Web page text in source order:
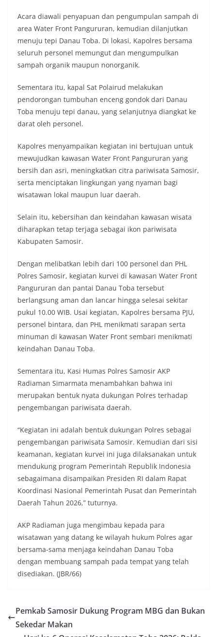
rencananya akan terus dilaksanakan secara rutin
oleh Bhabinkamtibmas di wilayah Kelurahan
Sunggal sebagai bagian dari upaya menciptakan
situasi Kamtibmas yang aman dan kondusif,
sekaligus menumbuhkan semangat nasionalisme
warga dalam menyambut Hari Kemerdekaan RI.
Sambangi Warga Kelurahan Sunggal, Ingatkan
Pemasangan Bendera Merah Putih Jelang HUT
Kemerdekaan RI‎‎Medan, 5 Agustus 2026 — Dalam
rangka menyambut Hari Ulang Tahun
Kemerdekaan Republik Indonesia yang ke-81,
Bhabinkamtibmas Kelurahan Sunggal, Aiptu
sambang Door to Door System (DDS) kepada
warga di wilayah Kelurahan Sunggal, Kecamatan
Medan Sunggal, pada Rabu (05/08/2026).‎‎Kegiatan
tersebut berlangsung sejak pukul 09.00 WIB
hingga selesai, menyasar rumah-rumah warga di
beberapa lingkungan yang ada di kelurahan
Warga‎Dalam kegiatan ini, Aiptu Muliyadi
Suraukur mendatangi warga secara langsung dari
rumah ke rumah untuk menjalin silaturahmi
oleh warga, yang sebagian besar tengah bersiap
menyambut momentum HUT Kemerdekaan RI
dengan berbagai persiapan di lingkungan
masing-masing.‎Dalam dialog yang berlangsung
akrab, Bhabinkamtibmas menyapa warga,
menanyakan kondisi keamanan dan kenyamanan
lingkungan tempat tinggal, serta membuka ruang
komunikasi dua arah agar warga dapat
menyampaikan keluhan maupun informasi terkait
situasi kamtibmas di sekitar mereka.‎‎‎Salah satu
sambang ini adalah imbauan kepada warga untuk
memasang bendera Merah Putih secara penuh,
bukan setengah tiang, sebagai bentuk
penghormatan dan rasa cinta tanah air
menjelang perayaan HUT Kemerdekaan RI.
bendera dengan benar merupakan salah satu
wujud nyata partisipasi masyarakat dalam
memperingati hari bersejarah bangsa
Indonesia.‎‎”Kami mengimbau kepada seluruh
warga agar mulai mempersiapkan dan memasang
bendera Merah Putih di depan rumah masing-
masing secara penuh. Ini adalah bentuk
penghormatan kita bersama terhadap
perjuangan para pahlawan yang telah merebut
berdialog dengan warga.‎‎Ia juga menambahkan
agar warga memperhatikan kondisi bendera yang
akan dikibarkan, memastikan bendera dalam
keadaan bersih, tidak sobek, dan layak untuk
dikibarkan sebagai simbol kehormatan
negara.‎‎‎Selain menyampaikan imbauan terkait
warning) guna mengantisipasi potensi gangguan
keamanan dan ketertiban masyarakat
(Kamtibmas) di lingkungan tempat tinggal warga.
Acara diawali penyapuan dan pengumpulan sampah di
area Water Front Pangururan, kemudian dilanjutkan
menuju tepi Danau Toba. Di lokasi, Kapolres bersama
seluruh personel memungut dan mengumpulkan
sampah organik maupun nonorganik.
Sementara itu, kapal Sat Polairud melakukan
pendorongan tumbuhan enceng gondok dari Danau
Toba menuju tepi danau, yang selanjutnya diangkat ke
darat oleh personel.
Kapolres menyampaikan kegiatan ini bertujuan untuk
mewujudkan kawasan Water Front Pangururan yang
bersih dan asri, meningkatkan citra pariwisata Samosir,
serta menciptakan lingkungan yang nyaman bagi
wisatawan lokal maupun luar daerah.
Selain itu, kebersihan dan keindahan kawasan wisata
diharapkan tetap terjaga sebagai ikon pariwisata
Kabupaten Samosir.
Dengan melibatkan lebih dari 100 personel dan PHL
Polres Samosir, kegiatan kurvei di kawasan Water Front
Pangururan dan pantai Danau Toba tersebut
berlangsung aman dan lancar hingga selesai sekitar
pukul 10.00 WIB. Usai kegiatan, Kapolres bersama PJU,
personel bintara, dan PHL menikmati sarapan serta
minuman di kawasan Water Front sembari menikmati
keindahan Danau Toba.
Sementara itu, Kasi Humas Polres Samosir AKP
Radiaman Simarmata menambahkan bahwa ini
merupakan bentuk nyata dukungan Polres terhadap
pengembangan pariwisata daerah.
“Kegiatan ini adalah bentuk dukungan Polres sebagai
pengembangan pariwisata Samosir. Kemudian dari sisi
keamanan, kegiatan kurvei ini juga dilaksanakan untuk
mendukung program Pemerintah Republik Indonesia
sebagaimana disampaikan Presiden RI dalam Rapat
Koordinasi Nasional Pemerintah Pusat dan Pemerintah
Daerah Tahun 2026,” tuturnya.
AKP Radiaman juga mengimbau kepada para
wisatawan yang datang ke wilayah hukum Polres agar
bersama-sama menjaga keindahan Danau Toba
dengan membuang sampah pada tempat yang telah
disediakan. (JBR/66)
Pemkab Samosir Dukung Program MBG dan Bukan
Sekedar Makan